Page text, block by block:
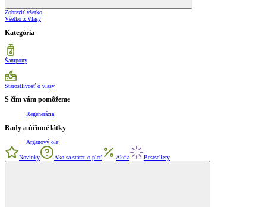
Zobraziť všetko
Všetko z Vlasy
Kategória
Šampóny
Starostlivosť o vlasy
S čím vám pomôžeme
Regenerácia
Rady a účinné látky
Arganový olej
Novinky Ako sa starať o pleť Akcia Bestsellery